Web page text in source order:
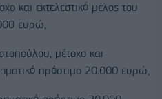
και εκτελεστικό μέλος του
ευρώ,
μέτοχο και
πρόστιμο 20.000 ευρώ,